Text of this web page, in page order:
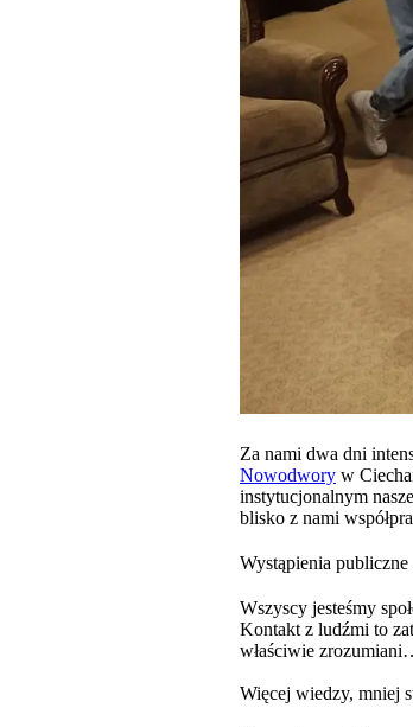
Za nami dwa dni
Nowodwory w
instytucjonalnym
blisko z nami
Wystąpienia
Wszyscy jesteśmy
Kontakt z ludźmi to
właściwie
Więcej wiedzy, mniej